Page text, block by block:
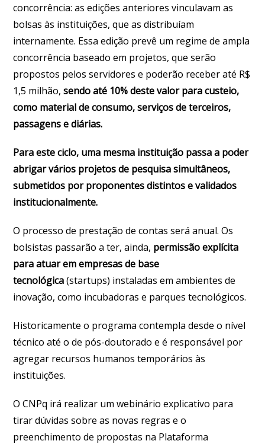
concorrência: as edições anteriores vinculavam as
bolsas às instituições, que as distribuíam
internamente. Essa edição prevê um regime de ampla
concorrência baseado em projetos, que serão
propostos pelos servidores e poderão receber até R$
1,5 milhão,sendo até 10% deste valor para custeio,
como material de consumo, serviços de terceiros,
passagens e diárias.
Para este ciclo, uma mesma instituição passa a poder
abrigar vários projetos de pesquisa simultâneos,
submetidos por proponentes distintos e validados
institucionalmente.
O processo de prestação de contas será anual. Os
bolsistas passarão a ter, ainda, permissão explícita
para atuar em empresas de base
tecnológica(startups) instaladas em ambientes de
inovação, como incubadoras e parques tecnológicos.
Historicamente o programa contempla desde o nível
técnico até o de pós-doutorado e é responsável por
agregar recursos humanos temporários às
instituições.
O CNPq irá realizar um webinário explicativo para
tirar dúvidas sobre as novas regras e o
preenchimento de propostas na Plataforma